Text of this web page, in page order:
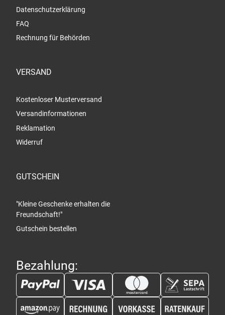
Datenschutzerklärung
FAQ
Rechnung für Behörden
VERSAND
Kostenloser Musterversand
Versandinformationen
Reklamation
Widerruf
GUTSCHEIN
"Kleine Geschenke erhalten die
Freundschaft!"
Gutschein bestellen
Bezahlung: